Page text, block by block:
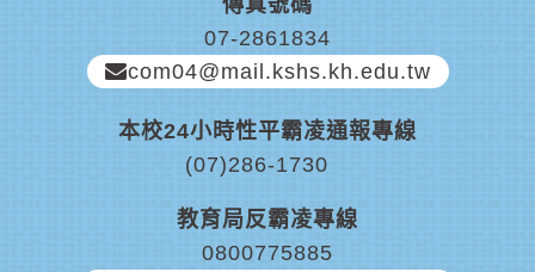
07-2861834
com04@mail.kshs.kh.edu.tw
本校24小時性平霸凌通報專線
(07)286-1730
教育局反霸凌專線
0800775885